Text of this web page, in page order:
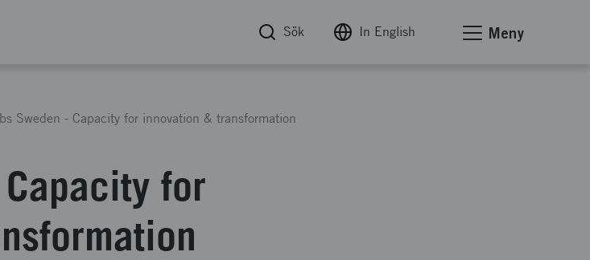
Sök In English Meny
Sweden - Capacity for innovation & transformation
for